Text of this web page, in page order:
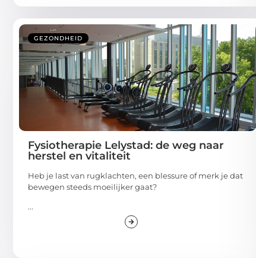
GEZONDHEID
Fysiotherapie Lelystad: de weg naar
herstel en vitaliteit
Heb je last van rugklachten, een blessure of merk je dat
bewegen steeds moeilijker gaat?
...